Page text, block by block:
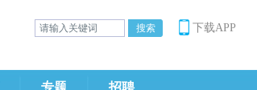
下载APP
专题 招聘